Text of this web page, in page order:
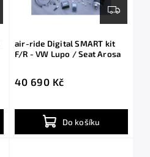
air-ride Digital SMART kit
F/R - VW Lupo / Seat Arosa
40 690 Kč
Do košíku